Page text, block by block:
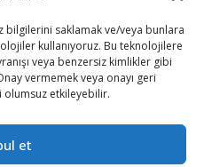
bilgilerini saklamak ve/veya bunlara
kullanıyoruz. Bu teknolojilere
veya benzersiz kimlikler gibi
vermemek veya onayı geri
olumsuz etkileyebilir.
et